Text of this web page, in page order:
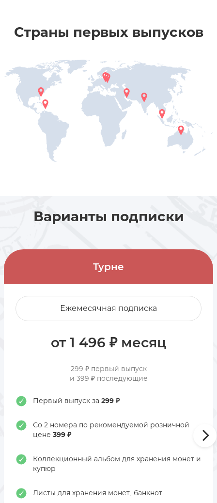
Страны первых выпусков
Варианты подписки
Турне
Ежемесячная подписка
от 1 496 ₽ месяц
299 ₽ первый выпуск
и 399 ₽ последующие
Первый выпуск за 299 ₽
Со 2 номера по рекомендуемой розничной
цене 399 ₽
Коллекционный альбом для хранения монет и
купюр
Листы для хранения монет, банкнот